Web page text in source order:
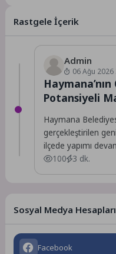
Rastgele İçerik
Admin
06 Ağu 2026
Potansiyeli
Haymana
gerçekleştirilen
ilçede yapımı
geçirilmesi
100 3 dk.
Sosyal Medya
Facebook